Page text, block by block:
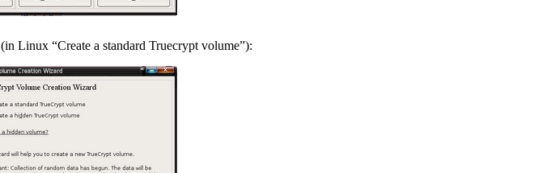
(in Linux “Create a standard Truecrypt volume”):